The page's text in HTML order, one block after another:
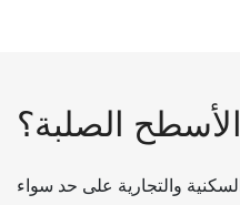
الأسطح الصلبة؟